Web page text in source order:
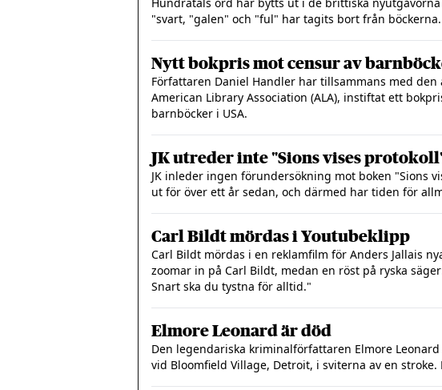
"svart, "galen" och "ful" har tagits bort från böckerna.
Nytt bokpris mot censur av
Författaren Daniel Handler har tillsammans med
American Library Association (ALA), instiftat ett
barnböcker i USA.
JK utreder inte "Sions vises
JK inleder ingen förundersökning mot boken "Sions
ut för över ett år sedan, och därmed har tiden för
Carl Bildt mördas i Youtubeklipp
Carl Bildt mördas i en reklamfilm för Anders Jallais
zoomar in på Carl Bildt, medan en röst på ryska
Snart ska du tystna för alltid."
Elmore Leonard är död
Den legendariska kriminalförfattaren Elmore
vid Bloomfield Village, Detroit, i sviterna av en stroke.